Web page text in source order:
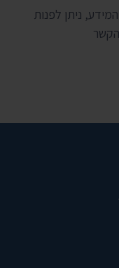
ניתן לפנות
הקשר